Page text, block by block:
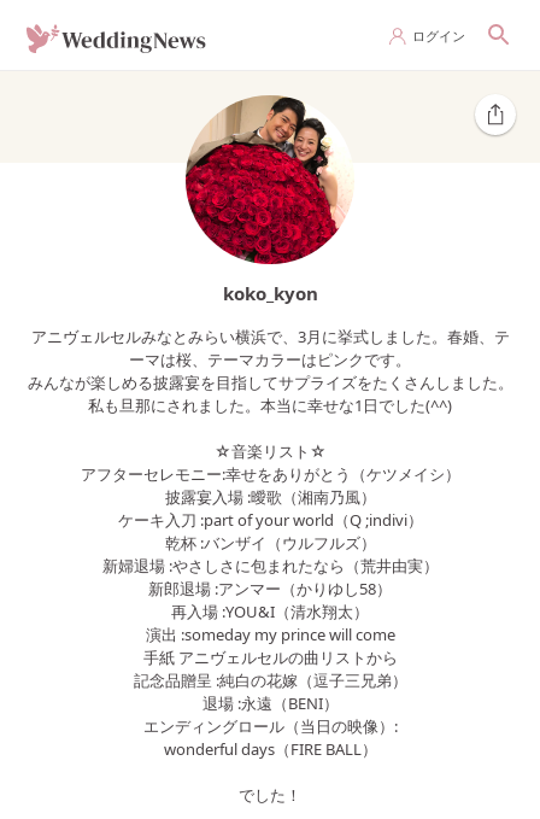
ログイン
koko_kyon
アニヴェルセルみなとみらい横浜で、3月に挙式しました。春婚、テ
ーマは桜、テーマカラーはピンクです。
みんなが楽しめる披露宴を目指してサプライズをたくさんしました。
私も旦那にされました。本当に幸せな1日でした(^^)
☆音楽リスト☆
アフターセレモニー:幸せをありがとう（ケツメイシ）
披露宴入場 :曖歌（湘南乃風）
ケーキ入刀 :part of your world（Q ;indivi）
乾杯 :バンザイ（ウルフルズ）
新婦退場 :やさしさに包まれたなら（荒井由実）
新郎退場 :アンマー（かりゆし58）
再入場 :YOU&I（清水翔太）
演出 :someday my prince will come
手紙 アニヴェルセルの曲リストから
記念品贈呈 :純白の花嫁（逗子三兄弟）
退場 :永遠（BENI）
エンディングロール（当日の映像）:
wonderful days（FIRE BALL）
でした！